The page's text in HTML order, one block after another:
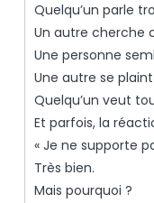
Quelqu’un parle
Un autre cherche
Une personne
Une autre se
Quelqu’un veut
Et parfois, la
« Je ne supporte
Très bien.
Mais pourquoi ?